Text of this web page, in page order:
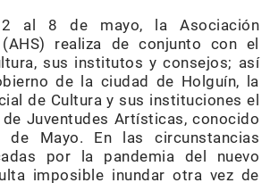
al 8 de mayo, la Asociación
realiza de conjunto con el
sus institutos y consejos; así
de la ciudad de Holguín, la
de Cultura y sus instituciones el
Juventudes Artísticas, conocido
de Mayo. En las circunstancias
por la pandemia del nuevo
imposible inundar otra vez de